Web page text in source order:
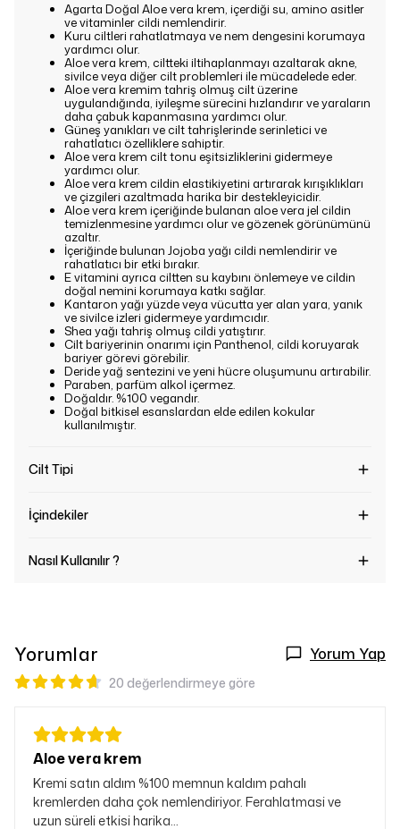
Agarta Doğal Aloe vera krem, içerdiği su, amino asitler
ve vitaminler cildi nemlendirir.
Kuru ciltleri rahatlatmaya ve nem dengesini korumaya
yardımcı olur.
Aloe vera krem, ciltteki iltihaplanmayı azaltarak akne,
sivilce veya diğer cilt problemleri ile mücadelede eder.
Aloe vera kremim tahriş olmuş cilt üzerine
uygulandığında, iyileşme sürecini hızlandırır ve yaraların
daha çabuk kapanmasına yardımcı olur.
Güneş yanıkları ve cilt tahrişlerinde serinletici ve
rahatlatıcı özelliklere sahiptir.
Aloe vera krem cilt tonu eşitsizliklerini gidermeye
yardımcı olur.
Aloe vera krem cildin elastikiyetini artırarak kırışıklıkları
ve çizgileri azaltmada harika bir destekleyicidir.
Aloe vera krem içeriğinde bulanan aloe vera jel cildin
temizlenmesine yardımcı olur ve gözenek görünümünü
azaltır.
İçeriğinde bulunan Jojoba yağı cildi nemlendirir ve
rahatlatıcı bir etki bırakır.
E vitamini ayrıca ciltten su kaybını önlemeye ve cildin
doğal nemini korumaya katkı sağlar.
Kantaron yağı yüzde veya vücutta yer alan yara, yanık
ve sivilce izleri gidermeye yardımcıdır.
Shea yağı tahriş olmuş cildi yatıştırır.
Cilt bariyerinin onarımı için Panthenol, cildi koruyarak
bariyer görevi görebilir.
Deride yağ sentezini ve yeni hücre oluşumunu artırabilir.
Paraben, parfüm alkol içermez.
Doğaldır. %100 vegandır.
Doğal bitkisel esanslardan elde edilen kokular
kullanılmıştır.
Cilt Tipi
İçindekiler
Nasıl Kullanılır ?
Yorumlar Yorum Yap
20 değerlendirmeye göre
Aloe vera krem
Kremi satın aldım %100 memnun kaldım pahalı
kremlerden daha çok nemlendiriyor. Ferahlatmasi ve
uzun süreli etkisi harika...